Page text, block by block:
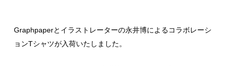
Graphpaperとイラストレーターの永井博によるコラボレーシ
ョンTシャツが入荷いたしました。